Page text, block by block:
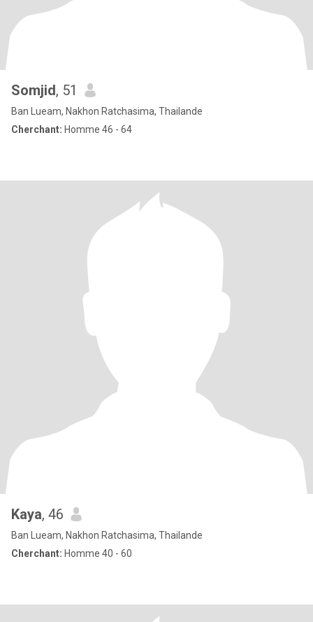
Somjid, 51
Ban Lueam, Nakhon Ratchasima, Thailande
Cherchant: Homme 46 - 64
Kaya, 46
Ban Lueam, Nakhon Ratchasima, Thailande
Cherchant: Homme 40 - 60